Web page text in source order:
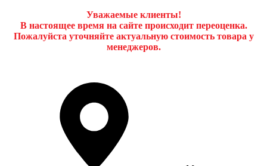
Уважаемые клиенты!
В настоящее время на сайте происходит переоценка.
Пожалуйста уточняйте актуальную стоимость товара у
менеджеров.